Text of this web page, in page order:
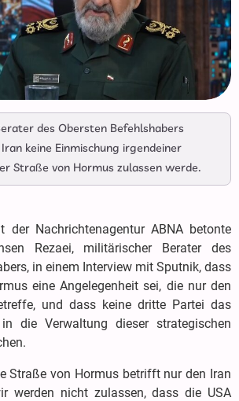
des Obersten Befehlshabers
keine Einmischung irgendeiner
Straße von Hormus zulassen werde.
der Nachrichtenagentur ABNA betonte
Rezaei, militärischer Berater des
in einem Interview mit Sputnik, dass
eine Angelegenheit sei, die nur den
und dass keine dritte Partei das
die Verwaltung dieser strategischen
Straße von Hormus betrifft nur den Iran
werden nicht zulassen, dass die USA